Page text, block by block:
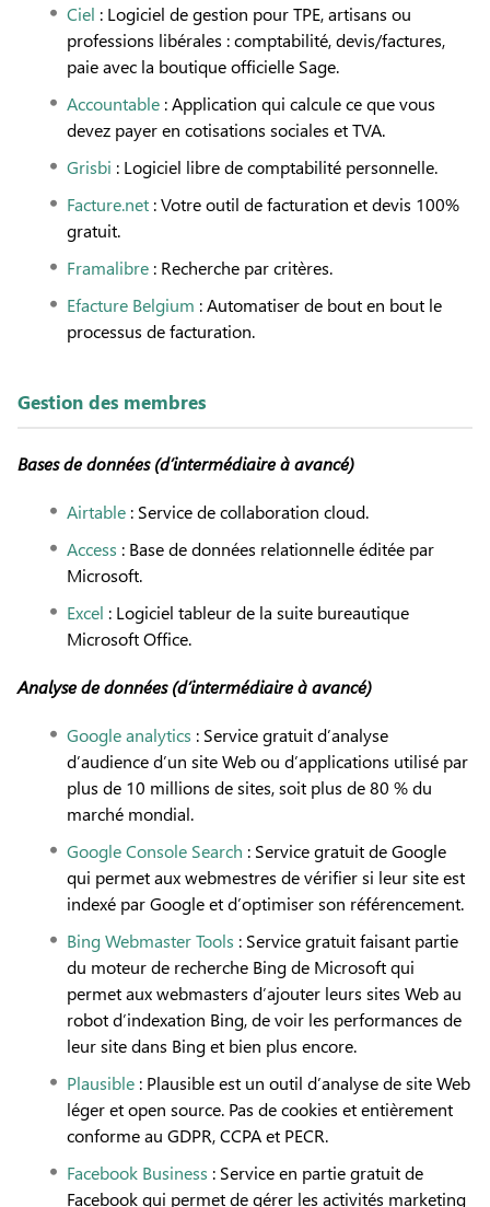
Ciel : Logiciel de gestion pour TPE, artisans ou
professions libérales : comptabilité, devis/factures,
paie avec la boutique officielle Sage.
Accountable : Application qui calcule ce que vous
devez payer en cotisations sociales et TVA.
Grisbi : Logiciel libre de comptabilité personnelle.
Facture.net : Votre outil de facturation et devis 100%
gratuit.
Framalibre : Recherche par critères.
Efacture Belgium : Automatiser de bout en bout le
processus de facturation.
Gestion des membres
Bases de données(d’intermédiaire à avancé)
Airtable : Service de collaboration cloud.
Access : Base de données relationnelle éditée par
Microsoft.
Excel : Logiciel tableur de la suite bureautique
Microsoft Office.
Analyse de données(d’intermédiaire à avancé)
Google analytics : Service gratuit d’analyse
d’audience d’un site Web ou d’applications utilisé par
plus de 10 millions de sites, soit plus de 80 % du
marché mondial.
Google Console Search : Service gratuit de Google
qui permet aux webmestres de vérifier si leur site est
indexé par Google et d’optimiser son référencement.
Bing Webmaster Tools : Service gratuit faisant partie
du moteur de recherche Bing de Microsoft qui
permet aux webmasters d’ajouter leurs sites Web au
robot d’indexation Bing, de voir les performances de
leur site dans Bing et bien plus encore.
Plausible : Plausible est un outil d’analyse de site Web
léger et open source. Pas de cookies et entièrement
conforme au GDPR, CCPA et PECR.
Facebook Business : Service en partie gratuit de
Facebook qui permet de gérer les activités marketing